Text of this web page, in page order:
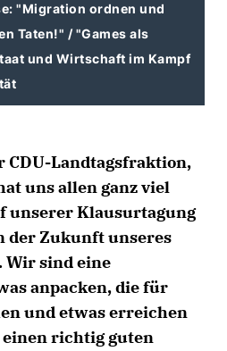
"Migration ordnen und
Taten!" / "Games als
und Wirtschaft im Kampf
CDU-Landtagsfraktion,
uns allen ganz viel
unserer Klausurtagung
der Zukunft unseres
Wir sind eine
anpacken, die für
und etwas erreichen
richtig guten